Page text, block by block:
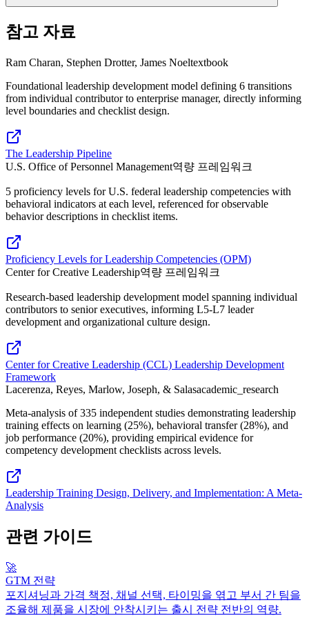
참고 자료
Ram Charan, Stephen Drotter, James Noeltextbook
Foundational leadership development model defining 6 transitions
from individual contributor to enterprise manager, directly informing
level boundaries and checklist design.
The Leadership Pipeline
U.S. Office of Personnel Management역량 프레임워크
5 proficiency levels for U.S. federal leadership competencies with
behavioral indicators at each level, referenced for observable
behavior descriptions in checklist items.
Proficiency Levels for Leadership Competencies (OPM)
Center for Creative Leadership역량 프레임워크
Research-based leadership development model spanning individual
contributors to senior executives, informing L5-L7 leader
development and organizational culture design.
Center for Creative Leadership (CCL) Leadership Development
Framework
Lacerenza, Reyes, Marlow, Joseph, & Salasacademic_research
Meta-analysis of 335 independent studies demonstrating leadership
training effects on learning (25%), behavioral transfer (28%), and
job performance (20%), providing empirical evidence for
competency development checklists across levels.
Leadership Training Design, Delivery, and Implementation: A Meta-
Analysis
관련 가이드
🚀
GTM 전략
포지셔닝과 가격 책정, 채널 선택, 타이밍을 엮고 부서 간 팀을
조율해 제품을 시장에 안착시키는 출시 전략 전반의 역량.